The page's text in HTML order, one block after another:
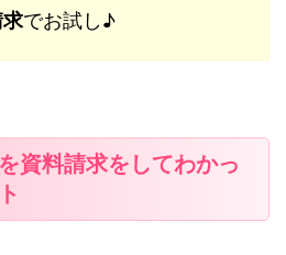
でお試し♪
資料請求をしてわかっ